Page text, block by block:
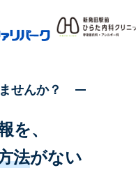
せんか？
を、
法がない